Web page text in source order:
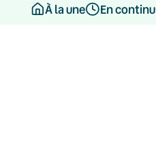
À la une En continu